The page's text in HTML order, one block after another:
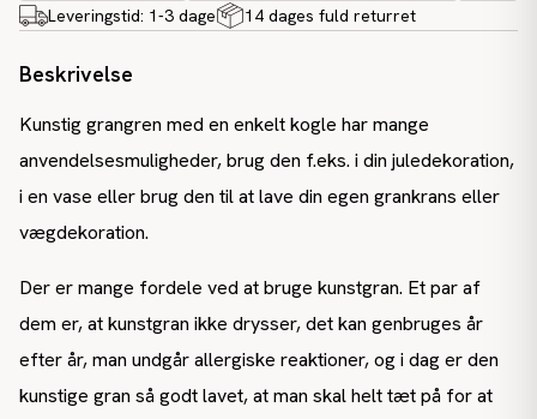
Leveringstid: 1-3 dage 14 dages fuld returret
Beskrivelse
Kunstig grangren med en enkelt kogle har mange
anvendelsesmuligheder, brug den f.eks. i din juledekoration,
i en vase eller brug den til at lave din egen grankrans eller
vægdekoration.
Der er mange fordele ved at bruge kunstgran. Et par af
dem er, at kunstgran ikke drysser, det kan genbruges år
efter år, man undgår allergiske reaktioner, og i dag er den
kunstige gran så godt lavet, at man skal helt tæt på for at